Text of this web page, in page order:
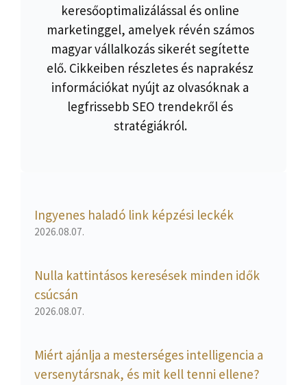
keresőoptimalizálással és online
marketinggel, amelyek révén számos
magyar vállalkozás sikerét segítette
elő. Cikkeiben részletes és naprakész
információkat nyújt az olvasóknak a
legfrissebb SEO trendekről és
stratégiákról.
Ingyenes haladó link képzési leckék
2026.08.07.
Nulla kattintásos keresések minden idők
csúcsán
2026.08.07.
Miért ajánlja a mesterséges intelligencia a
versenytársnak, és mit kell tenni ellene?